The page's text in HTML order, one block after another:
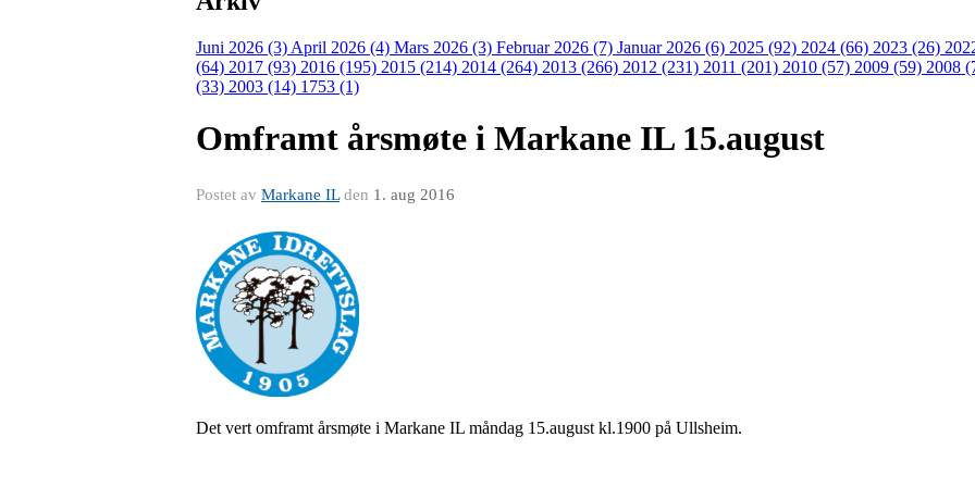
Juni 2026 (3) April 2026 (4) Mars 2026 (3) Februar 2026 (7) Januar 2026 (6) 2025 (92) 2024 (66) 2023 (26)
(64) 2017 (93) 2016 (195) 2015 (214) 2014 (264) 2013 (266) 2012 (231) 2011 (201) 2010 (57) 2009 (59) 2008
(33) 2003 (14) 1753 (1)
Omframt årsmøte i Markane IL 15.august
Postet av Markane ILden 1. aug 2016
Det vert omframt årsmøte i Markane IL måndag 15.august kl.1900 på Ullsheim.